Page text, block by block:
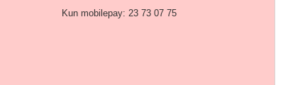
Kun mobilepay: 23 73 07 75